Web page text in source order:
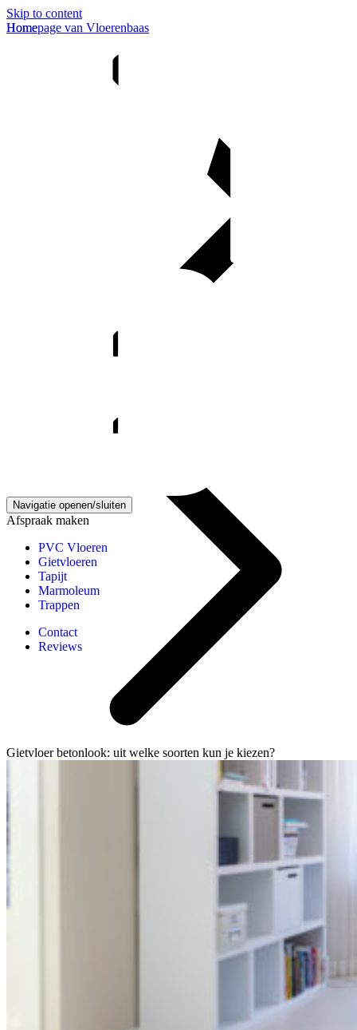
Skip to content
Homepage van Vloerenbaas
Navigatie openen/sluiten
Afspraak maken
PVC Vloeren
Gietvloeren
Tapijt
Marmoleum
Trappen
Contact
Reviews
Home
Gietvloer betonlook: uit welke soorten kun je kiezen?